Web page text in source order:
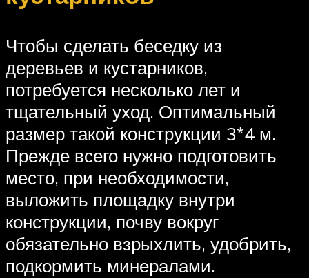
Чтобы сделать беседку из
деревьев и кустарников,
потребуется несколько лет и
тщательный уход. Оптимальный
размер такой конструкции 3*4 м.
Прежде всего нужно подготовить
место, при необходимости,
выложить площадку внутри
конструкции, почву вокруг
обязательно взрыхлить, удобрить,
подкормить минералами.